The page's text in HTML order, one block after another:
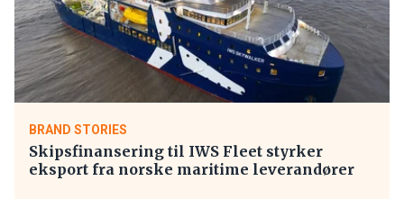
BRAND STORIES
Skipsfinansering til IWS Fleet styrker
eksport fra norske maritime leverandører